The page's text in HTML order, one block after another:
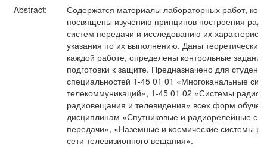
Abstract:
Содержатся материалы лабораторных работ,
посвящены изучению принципов построения
систем передачи и исследованию их
указания по их выполнению. Даны теоретические
каждой работе, определены контрольные
подготовки к защите. Предназначено для
специальностей 1-45 01 01 «Многоканальные
телекоммуникаций», 1-45 01 02 «Системы
радиовещания и телевидения» всех форм
дисциплинам «Спутниковые и радиорелейные
передачи», «Наземные и космические системы
сети телевизионного вещания».